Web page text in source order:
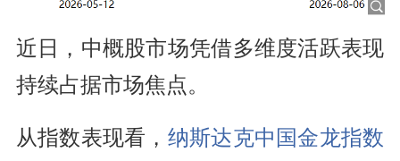
近日，中概股市场凭借多维度活跃表现
持续占据市场焦点。
从指数表现看， 纳斯达克中国金龙指数